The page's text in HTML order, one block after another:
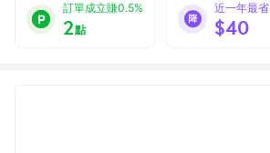
訂單成立賺0.5%
2點
近一年最省
$40